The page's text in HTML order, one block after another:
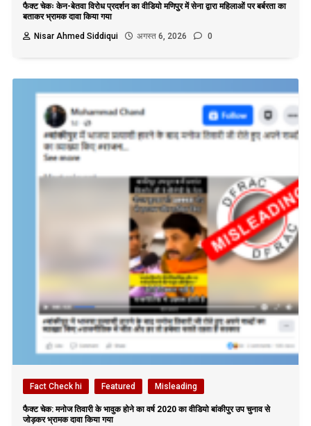
फैक्ट चेकः केन-बेतवा विरोध प्रदर्शन का वीडियो मणिपुर में सेना द्वारा महिलाओं पर बर्बरता का
बताकर भ्रामक दावा किया गया
Nisar Ahmed Siddiqui
अगस्त 6, 2026 0
Fact Check hi Featured Misleading
फैक्ट चेक: मनोज तिवारी के भावुक होने का वर्ष 2020 का वीडियो बांकीपुर उप चुनाव से
जोड़कर भ्रामक दावा किया गया